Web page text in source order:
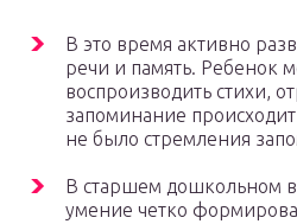
В это время активно
речи и память. Ребенок
воспроизводить стихи,
запоминание
не было стремления
В старшем дошкольном
умение четко